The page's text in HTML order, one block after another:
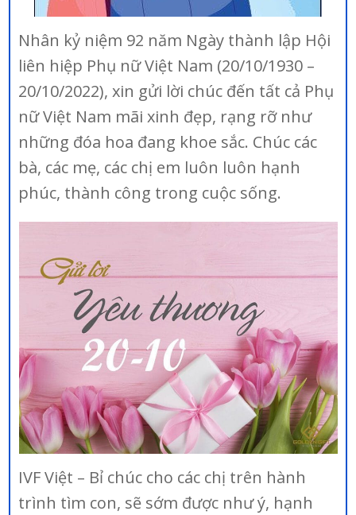
Nhân kỷ niệm 92 năm Ngày thành lập Hội
liên hiệp Phụ nữ Việt Nam (20/10/1930 –
20/10/2022), xin gửi lời chúc đến tất cả Phụ
nữ Việt Nam mãi xinh đẹp, rạng rỡ như
những đóa hoa đang khoe sắc. Chúc các
bà, các mẹ, các chị em luôn luôn hạnh
phúc, thành công trong cuộc sống.
IVF Việt – Bỉ chúc cho các chị trên hành
trình tìm con, sẽ sớm được như ý, hạnh